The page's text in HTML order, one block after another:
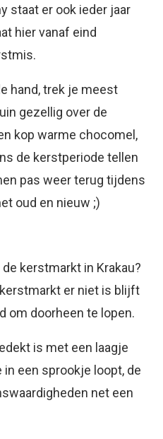
staat er ook ieder jaar
hier vanaf eind
hand, trek je meest
gezellig over de
kop warme chocomel,
de kerstperiode tellen
pas weer terug tijdens
oud en nieuw ;)
kerstmarkt in Krakau?
er niet is blijft
om doorheen te lopen.
is met een laagje
een sprookje loopt, de
net een